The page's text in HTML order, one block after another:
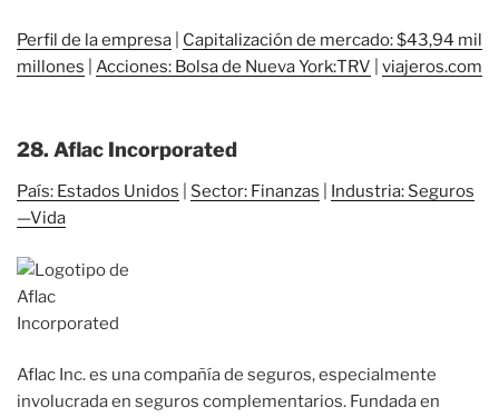
Perfil de la empresa
Capitalización de mercado: $43,94 mil
millones
Acciones: Bolsa de Nueva York:TRV viajeros.com
28. Aflac Incorporated
País: Estados Unidos Sector: Finanzas
Industria: Seguros
—Vida
Aflac Inc. es una compañía de seguros, especialmente
involucrada en seguros complementarios. Fundada en